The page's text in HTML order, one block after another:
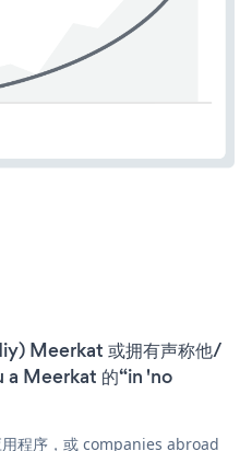
Meerkat 或拥有声称他/
a Meerkat 的“in 'no
程序，或 companies abroad